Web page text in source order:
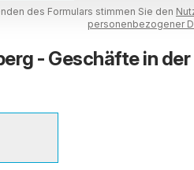
des Formulars stimmen Sie den
personenbezogener
- Geschäfte in